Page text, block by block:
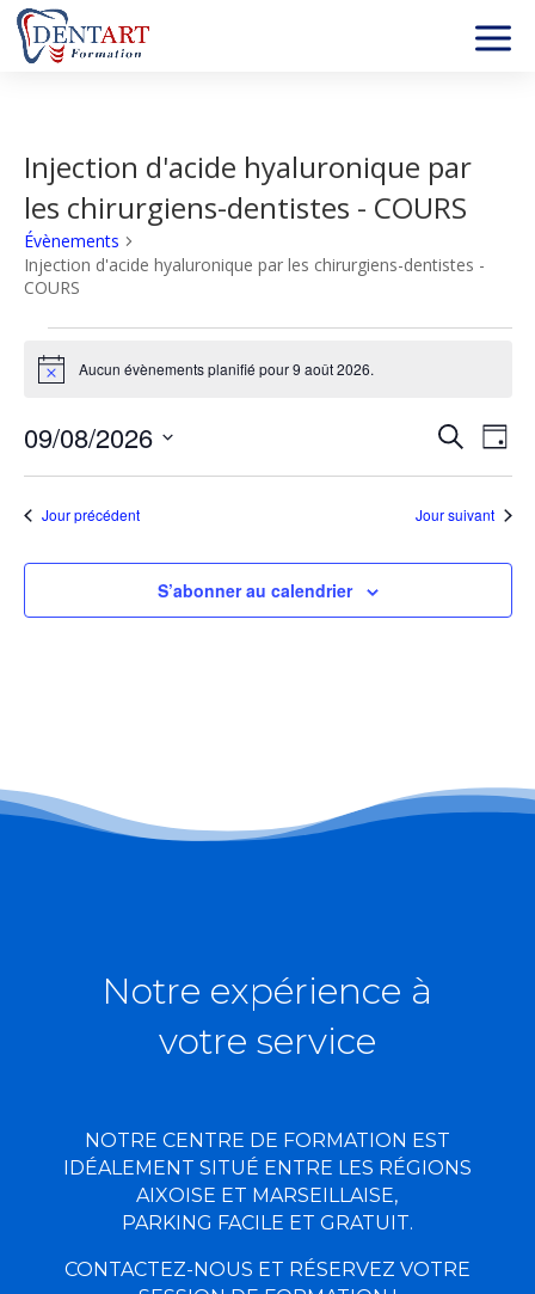
Injection d'acide hyaluronique par
les chirurgiens-dentistes - COURS
Évènements
Injection d'acide hyaluronique par les chirurgiens-dentistes -
COURS
Évènements
for
août
2026
Notice Aucun évènements planifié pour 9 août 2026.
et
de
vues
Recherche
de
Jour
09/08/2026
date.Jour précédent Jour suivant
S’abonner au calendrier
Notre expérience à
votre service
NOTRE CENTRE DE FORMATION EST
IDÉALEMENT SITUÉ ENTRE LES RÉGIONS
AIXOISE ET MARSEILLAISE,
PARKING FACILE ET GRATUIT.
CONTACTEZ-NOUS ET RÉSERVEZ VOTRE